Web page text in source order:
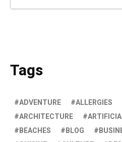
Tags
ADVENTURE ALLERGIES
ARCHITECTURE
BEACHES
BLOG